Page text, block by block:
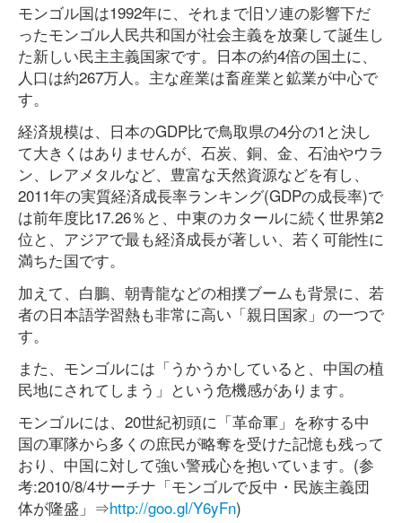
モンゴル国は1992年に、それまで旧ソ連の影響下だ
ったモンゴル人民共和国が社会主義を放棄して誕生し
た新しい民主主義国家です。日本の約4倍の国土に、
人口は約267万人。主な産業は畜産業と鉱業が中心で
す。
経済規模は、日本のGDP比で鳥取県の4分の1と決し
て大きくはありませんが、石炭、銅、金、石油やウラ
ン、レアメタルなど、豊富な天然資源などを有し、
2011年の実質経済成長率ランキング(GDPの成長率)で
は前年度比17.26％と、中東のカタールに続く世界第2
位と、アジアで最も経済成長が著しい、若く可能性に
満ちた国です。
加えて、白鵬、朝青龍などの相撲ブームも背景に、若
者の日本語学習熱も非常に高い「親日国家」の一つで
す。
また、モンゴルには「うかうかしていると、中国の植
民地にされてしまう」という危機感があります。
モンゴルには、20世紀初頭に「革命軍」を称する中
国の軍隊から多くの庶民が略奪を受けた記憶も残って
おり、中国に対して強い警戒心を抱いています。(参
考:2010/8/4サーチナ「モンゴルで反中・民族主義団
体が隆盛」⇒http://goo.gl/Y6yFn)